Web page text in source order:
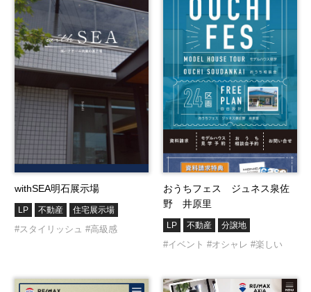
withSEA明石展示場
LP 不動産 住宅展示場
#スタイリッシュ #高級感
おうちフェス ジュネス泉佐
野 井原里
LP 不動産 分譲地
#イベント #オシャレ #楽しい